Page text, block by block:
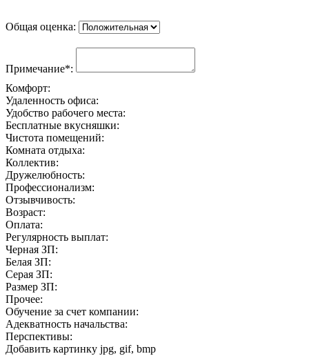
Общая оценка:
Примечание*:
Комфорт:
Удаленность офиса:
Удобство рабочего места:
Бесплатные вкусняшки:
Чистота помещений:
Комната отдыха:
Коллектив:
Дружелюбность:
Профессионализм:
Отзывчивость:
Возраст:
Оплата:
Регулярность выплат:
Черная ЗП:
Белая ЗП:
Серая ЗП:
Размер ЗП:
Прочее:
Обучение за счет компании:
Адекватность начальства:
Перспективы:
Добавить картинку jpg, gif, bmp